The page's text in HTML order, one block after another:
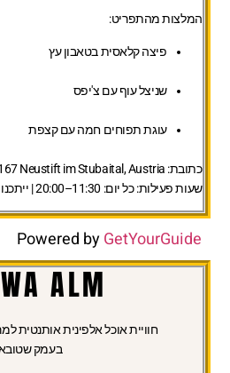
המלצות מהתפריט:
פיצה קלאסית בטאבון עץ
שניצל עוף עם צ'יפס
עוגת תפוחים חמה עם קצפת
כתובת:
שעות פעילות:כל יום: 11:30–20:00 | ייתכנו שינויים בעונות
Powered byGetYourGuide
ALM
חוויית אוכל אלפינית אותנטית
בעמק